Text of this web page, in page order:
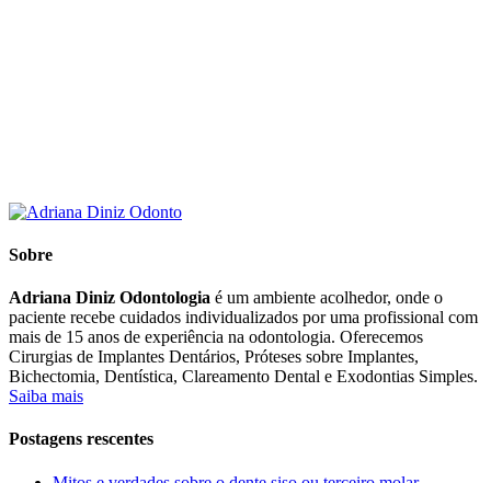
Sobre
Adriana Diniz Odontologia é um ambiente acolhedor, onde o
paciente recebe cuidados individualizados por uma profissional com
mais de 15 anos de experiência na odontologia. Oferecemos
Cirurgias de Implantes Dentários, Próteses sobre Implantes,
Bichectomia, Dentística, Clareamento Dental e Exodontias Simples.
Saiba mais
Postagens rescentes